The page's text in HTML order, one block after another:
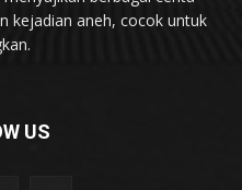
kejadian aneh, cocok untuk
US